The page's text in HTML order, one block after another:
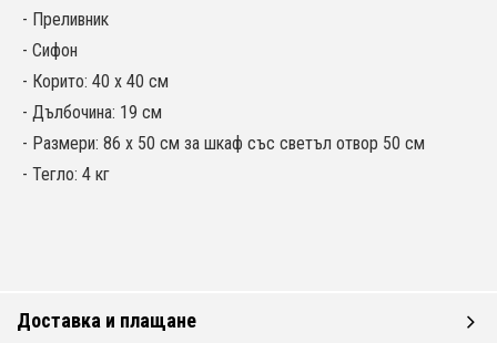
- Преливник
- Сифон
- Корито: 40 х 40 см
- Дълбочина: 19 см
- Размери: 86 х 50 см за шкаф със светъл отвор 50 см
- Тегло: 4 кг
Доставка и плащане